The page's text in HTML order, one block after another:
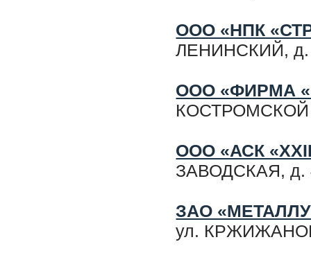
ООО «НПК
ЛЕНИНСКИЙ, д.
ООО «ФИРМА
КОСТРОМСКОЙ
ООО «АСК
ЗАВОДСКАЯ, д.
ЗАО
ул.